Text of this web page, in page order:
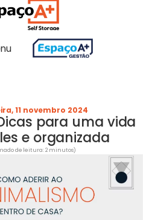
11 novembro 2024
para uma vida
e organizada
de leitura: 2 minutos)